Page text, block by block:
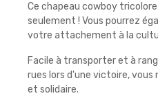
Ce chapeau cowboy
seulement ! Vous pourrez
votre attachement à la
Facile à transporter et à
rues lors d'une victoire,
et solidaire.